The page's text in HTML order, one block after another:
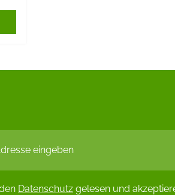
Datenschutz gelesen und